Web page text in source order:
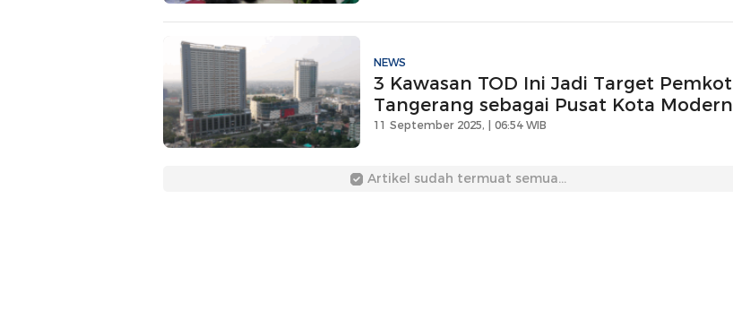
NEWS
3 Kawasan TOD Ini Jadi Target Pemkot
Tangerang sebagai Pusat Kota Modern
11 September 2025, | 06:54 WIB
Artikel sudah termuat semua...